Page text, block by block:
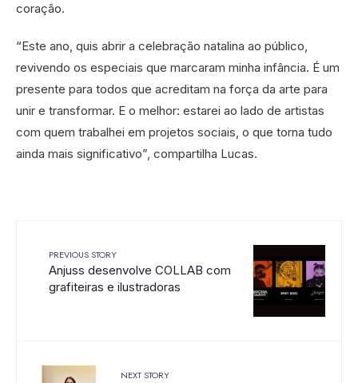
coração.
“Este ano, quis abrir a celebração natalina ao público,
revivendo os especiais que marcaram minha infância. É um
presente para todos que acreditam na força da arte para
unir e transformar. E o melhor: estarei ao lado de artistas
com quem trabalhei em projetos sociais, o que torna tudo
ainda mais significativo”, compartilha Lucas.
PREVIOUS STORY
Anjuss desenvolve COLLAB com
grafiteiras e ilustradoras
NEXT STORY